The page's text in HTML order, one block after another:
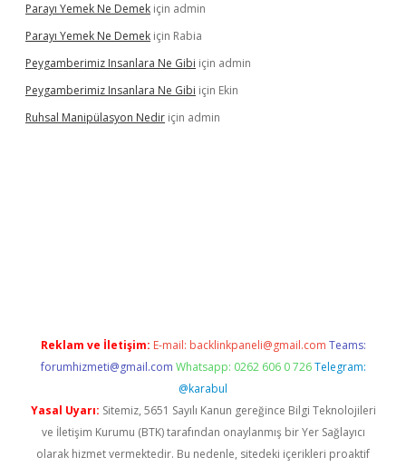
Parayı Yemek Ne Demek için admin
Parayı Yemek Ne Demek için Rabia
Peygamberimiz Insanlara Ne Gibi için admin
Peygamberimiz Insanlara Ne Gibi için Ekin
Ruhsal Manipülasyon Nedir için admin
Reklam ve İletişim: E-mail: backlinkpaneli@gmail.com Teams:
forumhizmeti@gmail.com Whatsapp: 0262 606 0 726 Telegram:
@karabul
Yasal Uyarı: Sitemiz, 5651 Sayılı Kanun gereğince Bilgi Teknolojileri
ve İletişim Kurumu (BTK) tarafından onaylanmış bir Yer Sağlayıcı
olarak hizmet vermektedir. Bu nedenle, sitedeki içerikleri proaktif